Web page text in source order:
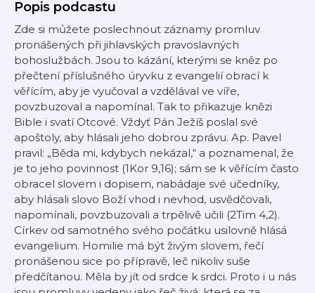
Popis podcastu
Zde si můžete poslechnout záznamy promluv
pronášených při jihlavských pravoslavných
bohoslužbách. Jsou to kázání, kterými se kněz po
přečtení příslušného úryvku z evangelií obrací k
věřícím, aby je vyučoval a vzdělával ve víře,
povzbuzoval a napomínal. Tak to přikazuje knězi
Bible i svatí Otcové. Vždyť Pán Ježíš poslal své
apoštoly, aby hlásali jeho dobrou zprávu. Ap. Pavel
pravil: „Běda mi, kdybych nekázal,“ a poznamenal, že
je to jeho povinnost (1Kor 9,16); sám se k věřícím často
obracel slovem i dopisem, nabádaje své učedníky,
aby hlásali slovo Boží vhod i nevhod, usvědčovali,
napomínali, povzbuzovali a trpělivě učili (2Tim 4,2).
Církev od samotného svého počátku usilovně hlásá
evangelium. Homilie má být živým slovem, řečí
pronášenou sice po přípravě, leč nikoliv suše
předčítanou. Měla by jít od srdce k srdci. Proto i u nás